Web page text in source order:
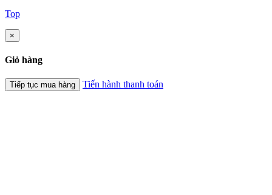
Top
×
Giỏ hàng
Tiếp tục mua hàng Tiến hành thanh toán